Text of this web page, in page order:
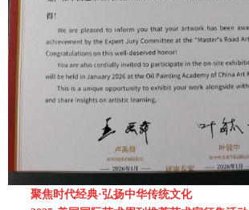
聚焦时代经典·弘扬中华传统文化